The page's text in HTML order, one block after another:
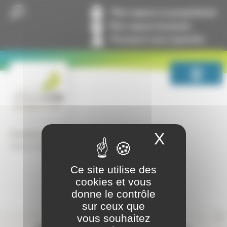
GrandLyon Habitat
Contactez-nous
Ce site utilise des
cookies et vous
donne le contrôle
sur ceux que
vous souhaitez
X